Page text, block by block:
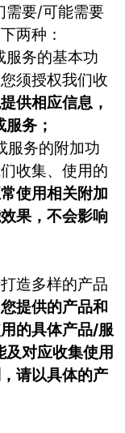
需要/可能需要
两种：
务的基本功
须授权我们收
供相应信息，
务；
服务的附加功
收集、使用的
使用相关附加
果，不会影响
造多样的产品
提供的产品和
的具体产品/服
对应收集使用
请以具体的产